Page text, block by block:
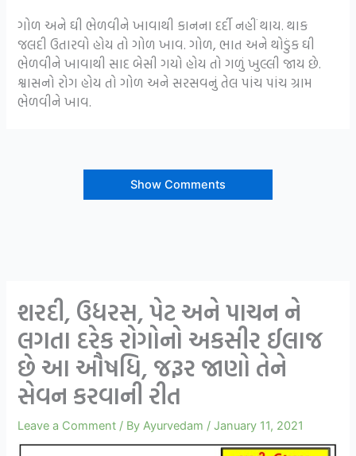
ગોળ અને ઘી ભેળવીને ખાવાથી કાનના દર્દી નહીં થાય. થાક
જલદી ઉતારવો હોય તો ગોળ ખાવ. ગોળ, ભાત અને થોડુંક ઘી
ભેળવીને ખાવાથી સાદ બેસી ગયો હોય તો ગળું ખુલ્લી જાય છે.
શ્વાસનો રોગ હોય તો ગોળ અને સરસવનું તેલ પાંચ પાંચ ગ્રામ
ભેળવીને ખાવ.
Show Comments
શરદી, ઉધરસ, પેટ અને પાચન ને
લગતા દરેક રોગોનો અકસીર ઈલાજ
છે આ ઔષધિ, જરૂર જાણો તેને
સેવન કરવાની રીત
Leave a Comment / ByAyurvedam /January 11, 2021